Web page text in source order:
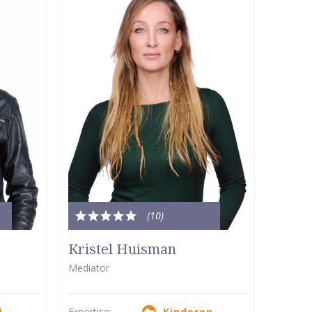
(10)
Totale
waardering:
5
Kristel Huisman
Mediator